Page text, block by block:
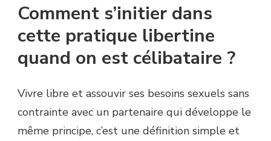
Comment s’initier dans
cette pratique libertine
quand on est célibataire ?
Vivre libre et assouvir ses besoins sexuels sans
contrainte avec un partenaire qui développe le
même principe, c’est une définition simple et